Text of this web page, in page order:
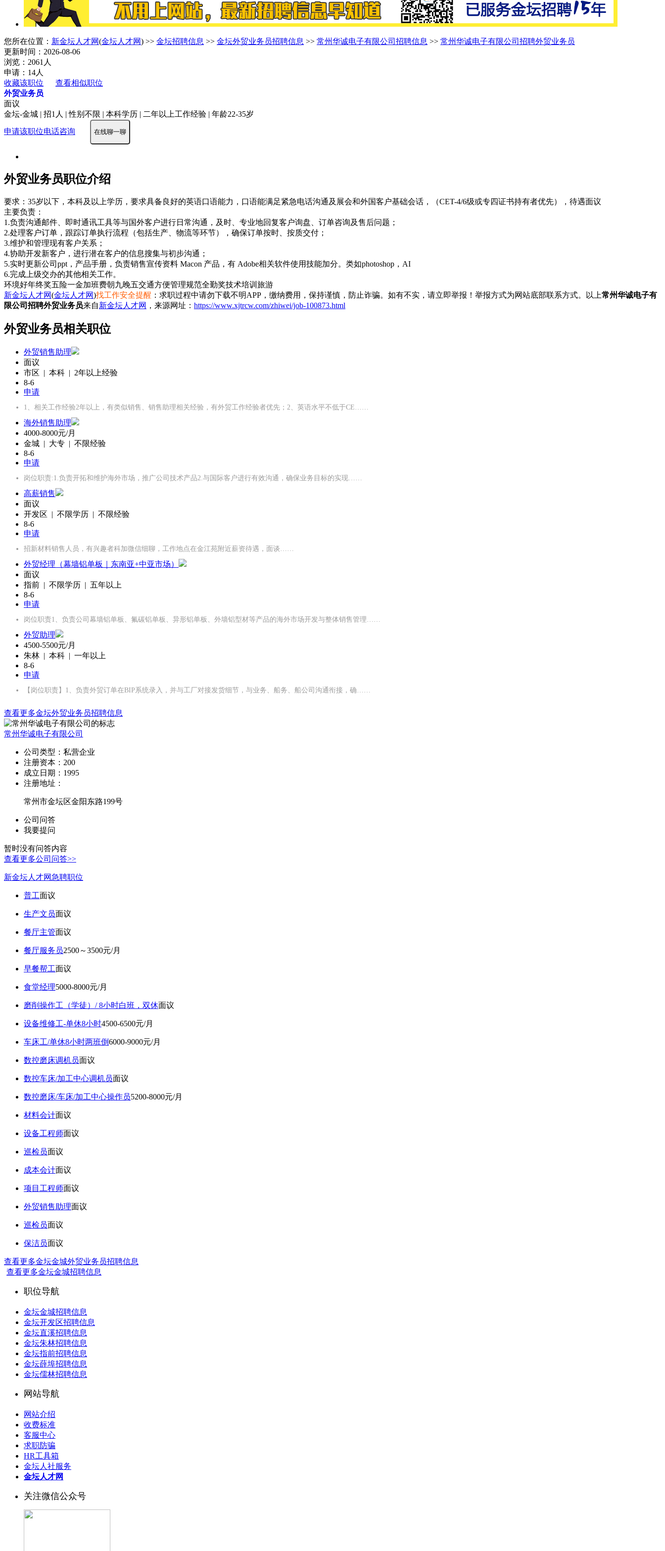
您所在位置： 新金坛人才网(金坛人才网) >> 金坛招聘信息 >> 金坛外贸业务员招聘信息 >> 常州华诚电子有限公司招聘信息 >> 常州华诚电子有限公司招聘外贸业务员
更新时间：2026-08-06
浏览：2061人
申请：14人
收藏该职位
查看相似职位
外贸业务员
面议
金坛-金城 | 招1人 | 性别不限 | 本科学历 | 二年以上工作经验 | 年龄22-35岁
申请该职位电话咨询 在线聊一聊
外贸业务员职位介绍
要求：35岁以下，本科及以上学历，要求具备良好的英语口语能力，口语能满足紧急电话沟通及展会和外国客户基础会话，（CET-4/6级或专四证书持有者优先），待遇面议
主要负责：
1.负责沟通邮件、即时通讯工具等与国外客户进行日常沟通，及时、专业地回复客户询盘、订单咨询及售后问题；
2.处理客户订单，跟踪订单执行流程（包括生产、物流等环节），确保订单按时、按质交付；
3.维护和管理现有客户关系；
4.协助开发新客户，进行潜在客户的信息搜集与初步沟通；
5.实时更新公司ppt，产品手册，负责销售宣传资料 Macon 产品，有 Adobe相关软件使用技能加分。类如photoshop，AI
6.完成上级交办的其他相关工作。
环境好年终奖五险一金加班费朝九晚五交通方便管理规范全勤奖技术培训 旅游
新金坛人才网(金坛人才网)找工作安全提醒 ：求职过程中请勿下载不明APP，缴纳费用，保持谨慎，防止诈骗。如有不实，请立即举报！举报方式为网站底部联系方式。以上常州华诚电子有
限公司招聘外贸业务员来自新金坛人才网 ，来源网址： https://www.xjtrcw.com/zhiwei/job-100873.html
外贸业务员相关职位
外贸销售助理
面议
市区 | 本科 | 2年以上经验
8-6
申请
1、相关工作经验2年以上，有类似销售、销售助理相关经验，有外贸工作经验者优先；2、英语水平不低于CE……
海外销售助理
4000-8000元/月
金城 | 大专 | 不限经验
8-6
申请
岗位职责:1.负责开拓和维护海外市场，推广公司技术产品2.与国际客户进行有效沟通，确保业务目标的实现……
高薪销售
面议
开发区 | 不限学历 | 不限经验
8-6
申请
招新材料销售人员，有兴趣者科加微信细聊，工作地点在金江苑附近薪资待遇，面谈……
外贸经理（幕墙铝单板｜东南亚+中亚市场）
面议
指前 | 不限学历 | 五年以上
8-6
申请
岗位职责1、负责公司幕墙铝单板、氟碳铝单板、异形铝单板、外墙铝型材等产品的海外市场开发与整体销售管理……
外贸助理
4500-5500元/月
朱林 | 本科 | 一年以上
8-6
申请
【岗位职责】1、负责外贸订单在BIP系统录入，并与工厂对接发货细节，与业务、船务、船公司沟通衔接，确……
查看更多金坛外贸业务员招聘信息
常州华诚电子有限公司
公司类型： 私营企业
注册资本： 200
成立日期： 1995
注册地址：
常州市金坛区金阳东路199号
公司问答
我要提问
暂时没有问答内容
查看更多公司问答>>
新金坛人才网急聘职位
普工面议
生产文员面议
餐厅主管面议
餐厅服务员2500～3500元/月
早餐帮工面议
食堂经理5000-8000元/月
磨削操作工（学徒）/ 8小时白班，双休面议
设备维修工-单休8小时4500-6500元/月
车床工/单休8小时两班倒6000-9000元/月
数控磨床调机员面议
数控车床/加工中心调机员面议
数控磨床/车床/加工中心操作员5200-8000元/月
材料会计面议
设备工程师面议
巡检员面议
成本会计面议
项目工程师面议
外贸销售助理面议
巡检员面议
保洁员面议
查看更多金坛金城外贸业务员招聘信息
查看更多金坛金城招聘信息
职位导航
金坛金城招聘信息
金坛开发区招聘信息
金坛直溪招聘信息
金坛朱林招聘信息
金坛指前招聘信息
金坛薛埠招聘信息
金坛儒林招聘信息
网站导航
网站介绍
收费标准
客服中心
求职防骗
HR工具箱
金坛人社服务
金坛人才网
关注微信公众号